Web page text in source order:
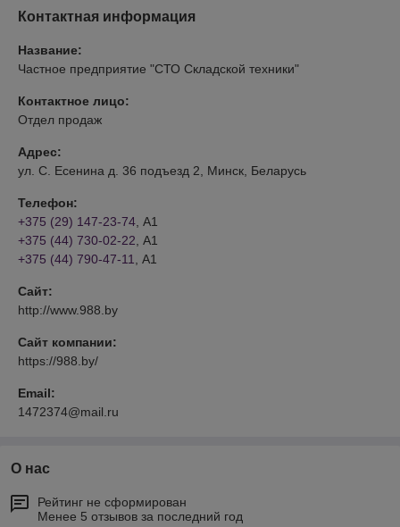
Контактная информация
Название:
Частное предприятие "СТО Складской техники"
Контактное лицо:
Отдел продаж
Адрес:
ул. С. Есенина д. 36 подъезд 2, Минск, Беларусь
Телефон:
+375 (29) 147-23-74 , А1
+375 (44) 730-02-22 , А1
+375 (44) 790-47-11
, А1
Сайт:
http://www.988.by
Сайт компании:
https://988.by/
Email:
1472374@mail.ru
О нас
Рейтинг не сформирован
Менее 5 отзывов за последний год